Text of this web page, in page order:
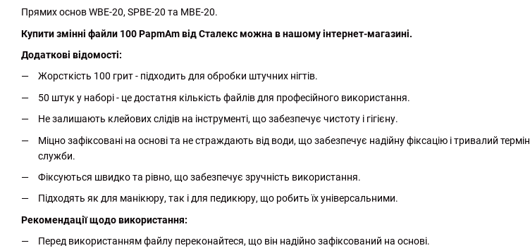
Прямих основ WBE-20, SPBE-20 та MBE-20.
Купити змінні файли 100 PapmAm від Сталекс можна в нашому інтернет-магазині.
Додаткові відомості:
Жорсткість 100 грит - підходить для обробки штучних нігтів.
50 штук у наборі - це достатня кількість файлів для професійного використання.
Не залишають клейових слідів на інструменті, що забезпечує чистоту і гігієну.
Міцно зафіксовані на основі та не страждають від води, що забезпечує надійну фіксацію і тривалий термін
служби.
Фіксуються швидко та рівно, що забезпечує зручність використання.
Підходять як для манікюру, так і для педикюру, що робить їх універсальними.
Рекомендації щодо використання:
Перед використанням файлу переконайтеся, що він надійно зафіксований на основі.